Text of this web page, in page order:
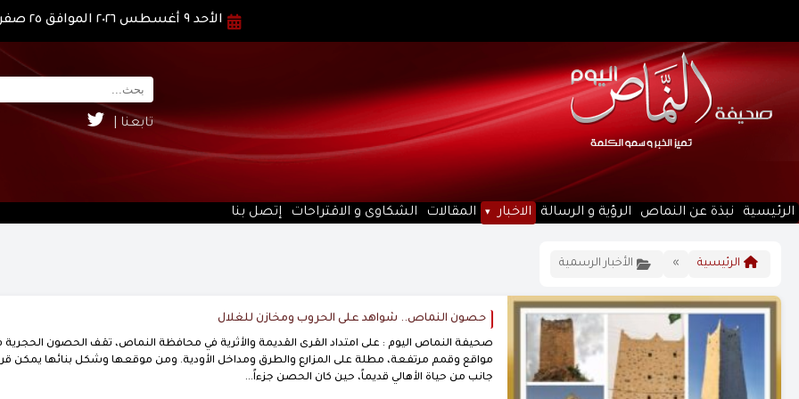
الأحد ٩ أغسطس ٢٠٢٦ الموافق ٢٥ صفر ١٤٤٨ هـ
تابعنا |
الرئيسية نبذة عن النماص الرؤية و الرسالة الاخبار المقالات الشكاوى و الاقتراحات إتصل بنا
الرئيسية » الأخبار الرسمية
حصون النماص.. شواهد على الحروب ومخازن للغلال
صحيفة النماص اليوم : على امتداد القرى القديمة والأثرية في محافظة النماص، تقف الحصون الحجرية
مواقع وقمم مرتفعة، مطلة على المزارع والطرق ومداخل الأودية. ومن موقعها وشكل بنائها يمكن
جانب من حياة الأهالي قديماً، حين كان الحصن جزءاً...